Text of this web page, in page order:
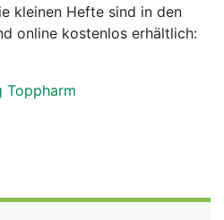
kleinen Hefte sind in den
online kostenlos erhältlich:
Toppharm